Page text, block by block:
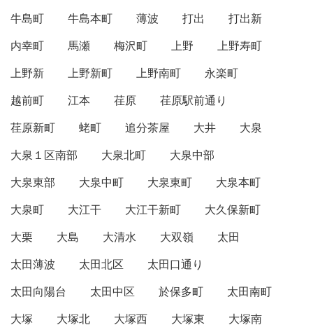
牛島町
牛島本町 薄波 打出
打出新
内幸町
馬瀬 梅沢町 上野
上野寿町
上野新
上野新町 上野南町
永楽町
越前町
江本 荏原
荏原駅前通り
荏原新町
蛯町 追分茶屋 大井
大泉
大泉１区南部
大泉北町
大泉中部
大泉東部
大泉中町 大泉東町
大泉本町
大泉町
大江干 大江干新町
大久保新町
大栗
大島 大清水 大双嶺
太田
太田薄波
太田北区
太田口通り
太田向陽台
太田中区 於保多町
太田南町
大塚
大塚北 大塚西 大塚東 大塚南